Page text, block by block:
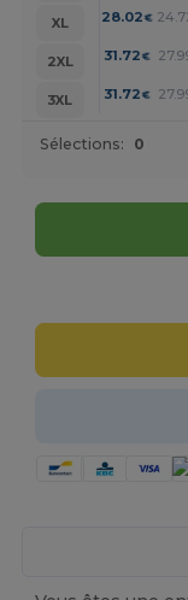
XL
28.02 €
2XL
31.72 €
3XL
31.72 €
Sélections: 0